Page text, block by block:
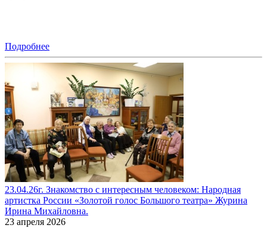
Подробнее
23.04.26г. Знакомство с интересным человеком: Народная
артистка России «Золотой голос Большого театра» Журина
Ирина Михайловна.
23 апреля 2026